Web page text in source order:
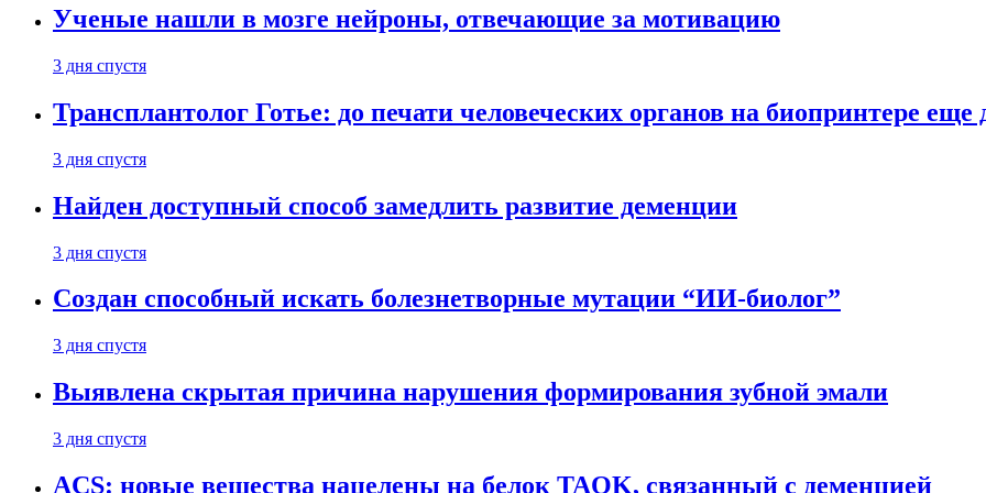
Ученые нашли в мозге нейроны, отвечающие за мотивацию
3 дня спустя
Трансплантолог Готье: до печати человеческих органов на биопринтере еще
3 дня спустя
Найден доступный способ замедлить развитие деменции
3 дня спустя
Создан способный искать болезнетворные мутации “ИИ-биолог”
3 дня спустя
Выявлена скрытая причина нарушения формирования зубной эмали
3 дня спустя
ACS: новые вещества нацелены на белок TAOK, связанный с деменцией